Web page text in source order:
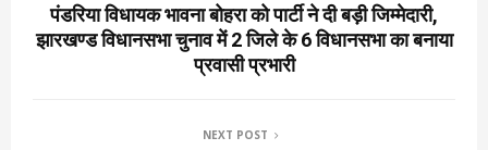
पंडरिया विधायक भावना बोहरा को पार्टी ने दी बड़ी जिम्मेदारी,
झारखण्ड विधानसभा चुनाव में 2 जिले के 6 विधानसभा का बनाया
प्रवासी प्रभारी
NEXT POST